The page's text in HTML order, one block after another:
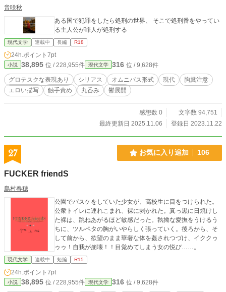
音咲秋
ある国で犯罪をしたら処刑の世界、 そこで処刑番をやってい
る主人公が罪人が処刑する
現代文学 連載中 長編 R18
24h.ポイント 7pt
小説 38,895 位 / 228,955件 現代文学 316 位 / 9,628件
グロテスクな表現あり シリアス オムニバス形式 現代
胸糞注意
エロい描写
触手責め 丸呑み 鬱展開
感想数 0
文字数 94,751
最終更新日 2025.11.06
登録日 2023.11.22
27 お気に入り追加 106
FUCKER friendS
島村春穂
公園でバスケをしていた少女が、高校生に目をつけられた。
公衆トイレに連れこまれ、裸に剥かれた。真っ黒に日焼けし
た裸は、跳ねあがるほど敏感だった。執拗な愛撫をうけるう
ちに、ツルペタの胸がいやらしく張っていく。後ろから、そ
して前から、欲望のまま華奢な体を姦されつづけ、イククゥ
ゥゥ！自我が崩壊！！目覚めてしまう女の悦び……。
現代文学 連載中 短編 R15
24h.ポイント 7pt
小説 38,895 位 / 228,955件 現代文学 316 位 / 9,628件